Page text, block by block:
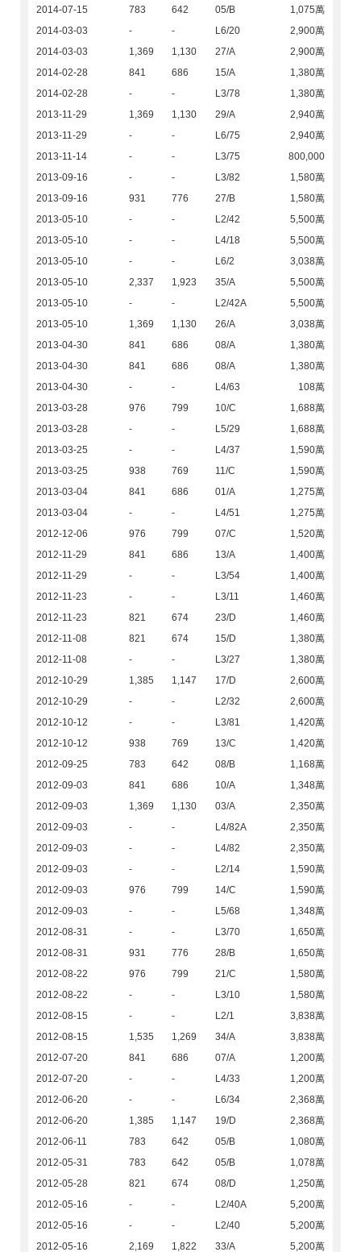
2014-07-15
783 642 05/B
1,075萬
2014-03-03
- - L6/20
2,900萬
2014-03-03
1,369 1,130 27/A
2,900萬
2014-02-28
841 686 15/A
1,380萬
2014-02-28
- - L3/78
1,380萬
2013-11-29
1,369 1,130 29/A
2,940萬
2013-11-29
- - L6/75
2,940萬
2013-11-14
- - L3/75
800,000
2013-09-16
- - L3/82
1,580萬
2013-09-16
931 776 27/B
1,580萬
2013-05-10
- - L2/42
5,500萬
2013-05-10
- - L4/18
5,500萬
2013-05-10
- - L6/2
3,038萬
2013-05-10
2,337 1,923 35/A
5,500萬
2013-05-10
- - L2/42A
5,500萬
2013-05-10
1,369 1,130 26/A
3,038萬
2013-04-30
841 686 08/A
1,380萬
2013-04-30
841 686 08/A
1,380萬
2013-04-30
- - L4/63
108萬
2013-03-28
976 799 10/C
1,688萬
2013-03-28
- - L5/29
1,688萬
2013-03-25
- - L4/37
1,590萬
2013-03-25
938 769 11/C
1,590萬
2013-03-04
841 686 01/A
1,275萬
2013-03-04
- - L4/51
1,275萬
2012-12-06
976 799 07/C
1,520萬
2012-11-29
841 686 13/A
1,400萬
2012-11-29
- - L3/54
1,400萬
2012-11-23
- - L3/11
1,460萬
2012-11-23
821 674 23/D
1,460萬
2012-11-08
821 674 15/D
1,380萬
2012-11-08
- - L3/27
1,380萬
2012-10-29
1,385 1,147 17/D
2,600萬
2012-10-29
- - L2/32
2,600萬
2012-10-12
- - L3/81
1,420萬
2012-10-12
938 769 13/C
1,420萬
2012-09-25
783 642 08/B
1,168萬
2012-09-03
841 686 10/A
1,348萬
2012-09-03
1,369 1,130 03/A
2,350萬
2012-09-03
- - L4/82A
2,350萬
2012-09-03
- - L4/82
2,350萬
2012-09-03
- - L2/14
1,590萬
2012-09-03
976 799 14/C
1,590萬
2012-09-03
- - L5/68
1,348萬
2012-08-31
- - L3/70
1,650萬
2012-08-31
931 776 28/B
1,650萬
2012-08-22
976 799 21/C
1,580萬
2012-08-22
- - L3/10
1,580萬
2012-08-15
- - L2/1
3,838萬
2012-08-15
1,535 1,269 34/A
3,838萬
2012-07-20
841 686 07/A
1,200萬
2012-07-20
- - L4/33
1,200萬
2012-06-20
- - L6/34
2,368萬
2012-06-20
1,385 1,147 19/D
2,368萬
2012-06-11
783 642 05/B
1,080萬
2012-05-31
783 642 05/B
1,078萬
2012-05-28
821 674 08/D
1,250萬
2012-05-16
- - L2/40A
5,200萬
2012-05-16
- - L2/40
5,200萬
2012-05-16
2,169 1,822 33/A 5,200萬